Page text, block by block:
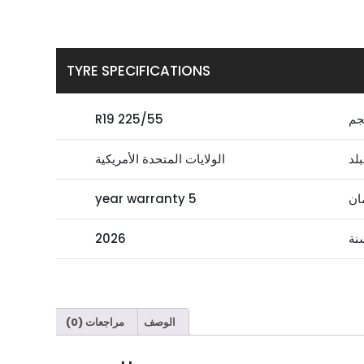
TYRE SPECIFICATIONS
225/55 R19
الولايات المتحدة الأمريكية
5 year warranty
2026
الوصف مراجعات (0)